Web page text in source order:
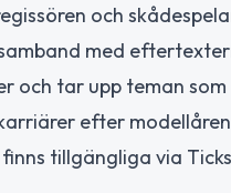
och
med
och tar upp teman
efter
tillgängliga via